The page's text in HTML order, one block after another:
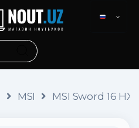
MSI MSI Sword 16 HX